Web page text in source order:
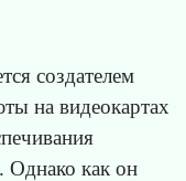
создателем
на видеокартах
Однако как он